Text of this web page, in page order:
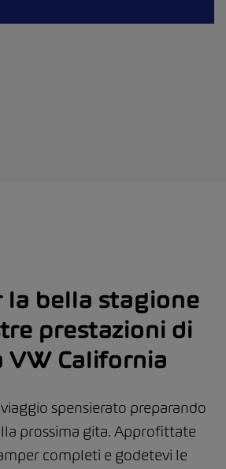
la bella stagione
prestazioni di
VW California
spensierato preparando
prossima gita. Approfittate
completi e godetevi le